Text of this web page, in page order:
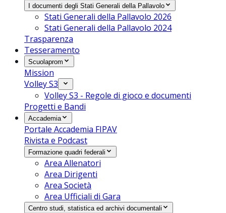
I documenti degli Stati Generali della Pallavolo
Stati Generali della Pallavolo 2026
Stati Generali della Pallavolo 2024
Trasparenza
Tesseramento
Scuolaprom
Mission
Volley S3
Volley S3 - Regole di gioco e documenti
Progetti e Bandi
Accademia
Portale Accademia FIPAV
Rivista e Podcast
Formazione quadri federali
Area Allenatori
Area Dirigenti
Area Società
Area Ufficiali di Gara
Centro studi, statistica ed archivi documentali